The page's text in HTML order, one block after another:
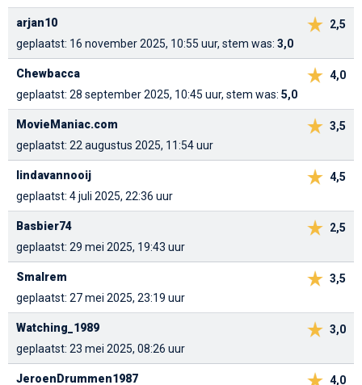
2,5
arjan10
geplaatst: 16 november 2025, 10:55 uur, stem was: 3,0
4,0
Chewbacca
geplaatst: 28 september 2025, 10:45 uur, stem was: 5,0
3,5
MovieManiac.com
geplaatst: 22 augustus 2025, 11:54 uur
4,5
lindavannooij
geplaatst: 4 juli 2025, 22:36 uur
2,5
Basbier74
geplaatst: 29 mei 2025, 19:43 uur
3,5
Smalrem
geplaatst: 27 mei 2025, 23:19 uur
3,0
Watching_1989
geplaatst: 23 mei 2025, 08:26 uur
4,0
JeroenDrummen1987